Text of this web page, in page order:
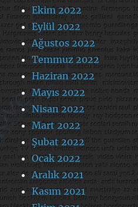
Ekim 2022
Eylül 2022
Ağustos 2022
Temmuz 2022
Haziran 2022
Mayıs 2022
Nisan 2022
Mart 2022
Şubat 2022
Ocak 2022
Aralık 2021
Kasım 2021